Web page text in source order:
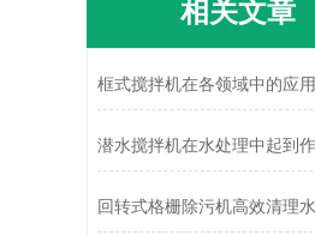
相关文章
框式搅拌机在各领域中的应用